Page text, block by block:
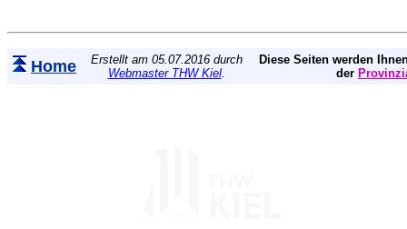
Home
Erstellt am 05.07.2016 durch
Webmaster THW Kiel.
Diese Seiten werden
der